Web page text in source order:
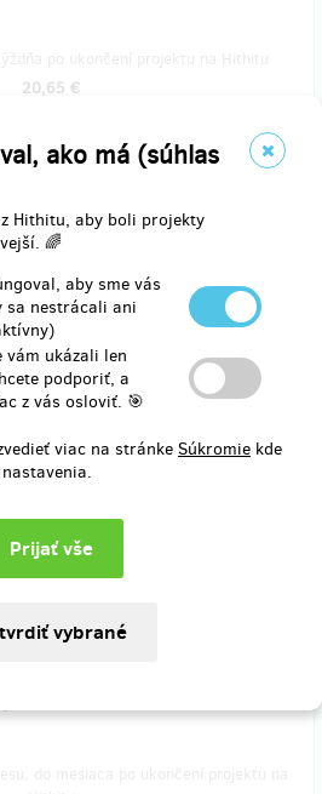
ako má (súhlas
Hithitu, aby boli projekty
🌈
aby sme vás
sa nestrácali ani
ukázali len
podporiť, a
z vás osloviť. 🎯
viac na stránke Súkromie kde
20,65 €
a elektronicky
vám dorazí s podpisem autora a také
epub a mobi).
do mesiaca po ukončení projektu na
41,31 €
(1 000 Kč)